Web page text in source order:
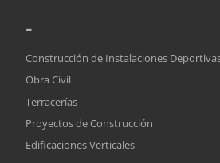
-
Construcción de Instalaciones
Obra Civil
Terracerías
Proyectos de Construcción
Edificaciones Verticales